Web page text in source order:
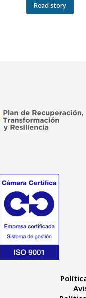
Read story